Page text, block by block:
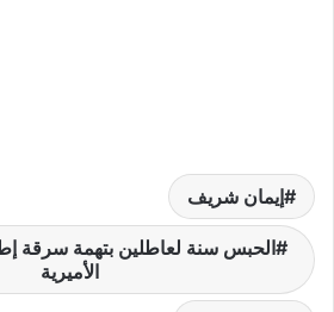
إيمان شريف
الحبس سنة لعاطلين بتهمة سرقة
الأميرية